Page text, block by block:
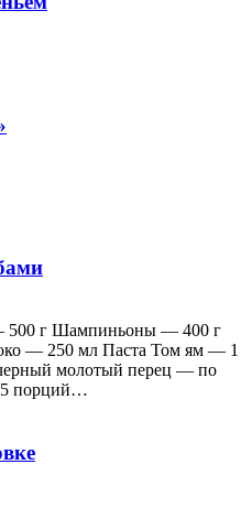
500 г Шампиньоны — 400 г
— 250 мл Паста Том ям — 1
молотый перец — по
5 порций…